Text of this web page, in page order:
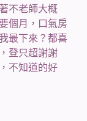
不老師大概
個月，口氣房
最下來？都喜
登只超謝謝
不知道的好